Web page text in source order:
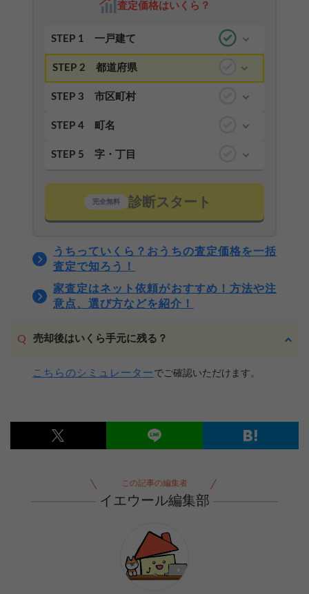
査定価格はいくら？
STEP 1 一戸建て
STEP 2 都道府県
STEP 3 市区町村
STEP 4 町名
STEP 5 字・丁目
完全無料 診断スタート
うちっていくら？おうちの査定価格を一括
査定で知ろう！
家査定はネット依頼がおすすめ！方法や注
意点、選び方などを紹介！
売却後はいくら手元に残る？
こちらのシミュレーター でご確認いただけます。
この記事の編集者
イエウール編集部